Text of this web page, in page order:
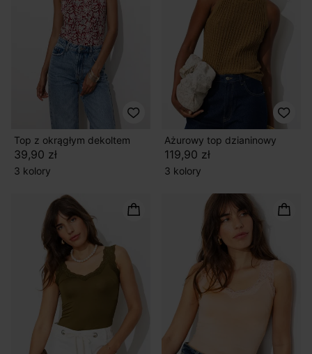
Top z okrągłym dekoltem
39,90 zł
3 kolory
Ażurowy top dzianinowy
119,90 zł
3 kolory